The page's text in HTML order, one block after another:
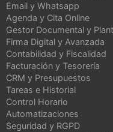
Email y Whatsapp
Agenda y Cita Online
Gestor Documental y
Firma Digital y Avanzada
Contabilidad y Fiscalidad
Facturación y Tesorería
CRM y Presupuestos
Tareas e Historial
Control Horario
Automatizaciones
Seguridad y RGPD